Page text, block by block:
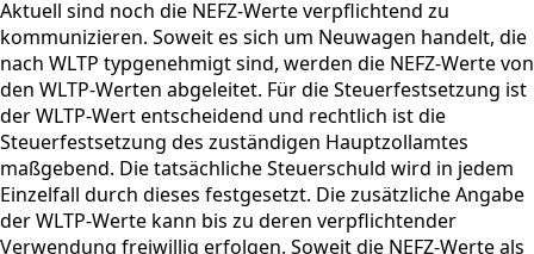
Aktuell sind noch die NEFZ-Werte verpflichtend zu
kommunizieren. Soweit es sich um Neuwagen handelt, die
nach WLTP typgenehmigt sind, werden die NEFZ-Werte von
den WLTP-Werten abgeleitet. Für die Steuerfestsetzung ist
der WLTP-Wert entscheidend und rechtlich ist die
Steuerfestsetzung des zuständigen Hauptzollamtes
maßgebend. Die tatsächliche Steuerschuld wird in jedem
Einzelfall durch dieses festgesetzt. Die zusätzliche Angabe
der WLTP-Werte kann bis zu deren verpflichtender
Verwendung freiwillig erfolgen. Soweit die NEFZ-Werte als